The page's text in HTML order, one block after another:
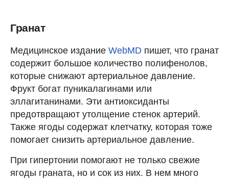
Гранат
Медицинское издание WebMD пишет, что гранат
содержит большое количество полифенолов,
которые снижают артериальное давление.
Фрукт богат пуникалагинами или
эллагитанинами. Эти антиоксиданты
предотвращают утолщение стенок артерий.
Также ягоды содержат клетчатку, которая тоже
помогает снизить артериальное давление.
При гипертонии помогают не только свежие
ягоды граната, но и сок из них. В нем много